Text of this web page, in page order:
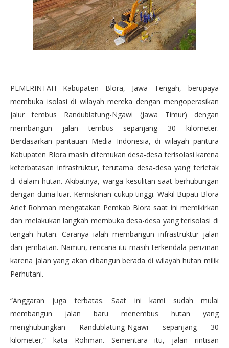
PEMERINTAH Kabupaten Blora, Jawa Tengah, berupaya
membuka isolasi di wilayah mereka dengan mengoperasikan
jalur tembus Randublatung-Ngawi (Jawa Timur) dengan
membangun jalan tembus sepanjang 30 kilometer.
Berdasarkan pantauan Media Indonesia, di wilayah pantura
Kabupaten Blora masih ditemukan desa-desa terisolasi karena
keterbatasan infrastruktur, terutama desa-desa yang terletak
di dalam hutan. Akibatnya, warga kesulitan saat berhubungan
dengan dunia luar. Kemiskinan cukup tinggi. Wakil Bupati Blora
Arief Rohman mengatakan Pemkab Blora saat ini memikirkan
dan melakukan langkah membuka desa-desa yang terisolasi di
tengah hutan. Caranya ialah membangun infrastruktur jalan
dan jembatan. Namun, rencana itu masih terkendala perizinan
karena jalan yang akan dibangun berada di wilayah hutan milik
Perhutani.
“Anggaran juga terbatas. Saat ini kami sudah mulai
membangun jalan baru menembus hutan yang
menghubungkan Randublatung-Ngawi sepanjang 30
kilometer,” kata Rohman. Sementara itu, jalan rintis­an